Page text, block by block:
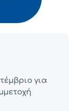
για